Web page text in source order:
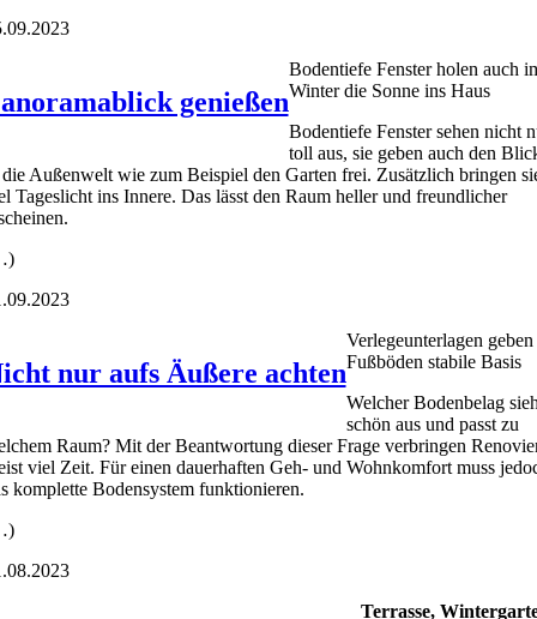
genießen
Boden­tie­fe Fens­ter holen auch
Win­ter die Son­ne ins Haus
Boden­tie­fe Fens­ter sehen nicht
toll aus, sie geben auch den
Außen­welt wie zum Bei­spiel den Gar­ten frei. Zusätz­lich brin­gen
Tages­licht ins Inne­re. Das lässt den Raum hel­ler und freund­li­cher
nur aufs Äußere achten
Ver­le­ge­un­ter­la­gen geben
Fuß­bö­den sta­bi­le Basis
Wel­cher Boden­be­lag
schön aus und passt zu
Raum? Mit der Beant­wor­tung die­ser Fra­ge ver­brin­gen
viel Zeit. Für einen dau­er­haf­ten Geh- und Wohn­kom­fort muss
kom­plet­te Boden­sys­tem funk­tio­nie­ren.
Ter­ras­se,